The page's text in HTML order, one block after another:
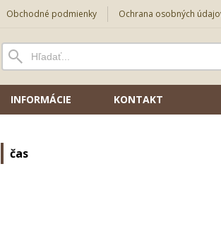
Obchodné podmienky Ochrana osobných
INFORMÁCIE KONTAKT
čas